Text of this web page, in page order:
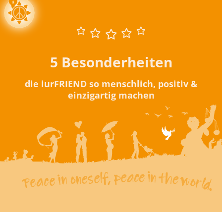
5 Besonderheiten
die iurFRIEND so menschlich, positiv &
einzigartig machen